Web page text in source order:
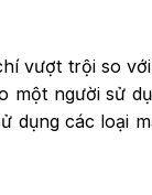
vượt trội so
người sử
dụng các loại